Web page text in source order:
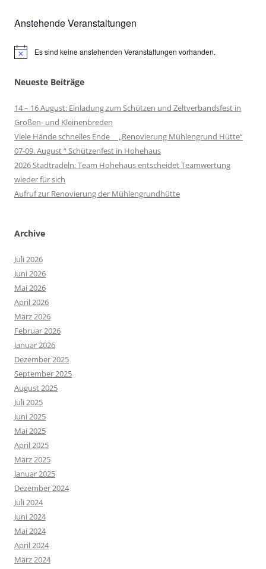
Anstehende Veranstaltungen
HinweisEs sind keine anstehenden Veranstaltungen vorhanden.
Neueste Beiträge
14 – 16 August: Einladung zum Schützen und Zeltverbandsfest in
Großen- und Kleinenbreden
Viele Hände schnelles Ende „Renovierung Mühlengrund Hütte“
07-09. August “ Schützenfest in Hohehaus
2026 Stadtradeln: Team Hohehaus entscheidet Teamwertung
wieder für sich
Aufruf zur Renovierung der Mühlengrundhütte
Archive
Juli 2026
Juni 2026
Mai 2026
April 2026
März 2026
Februar 2026
Januar 2026
Dezember 2025
September 2025
August 2025
Juli 2025
Juni 2025
Mai 2025
April 2025
März 2025
Januar 2025
Dezember 2024
Juli 2024
Juni 2024
Mai 2024
April 2024
März 2024